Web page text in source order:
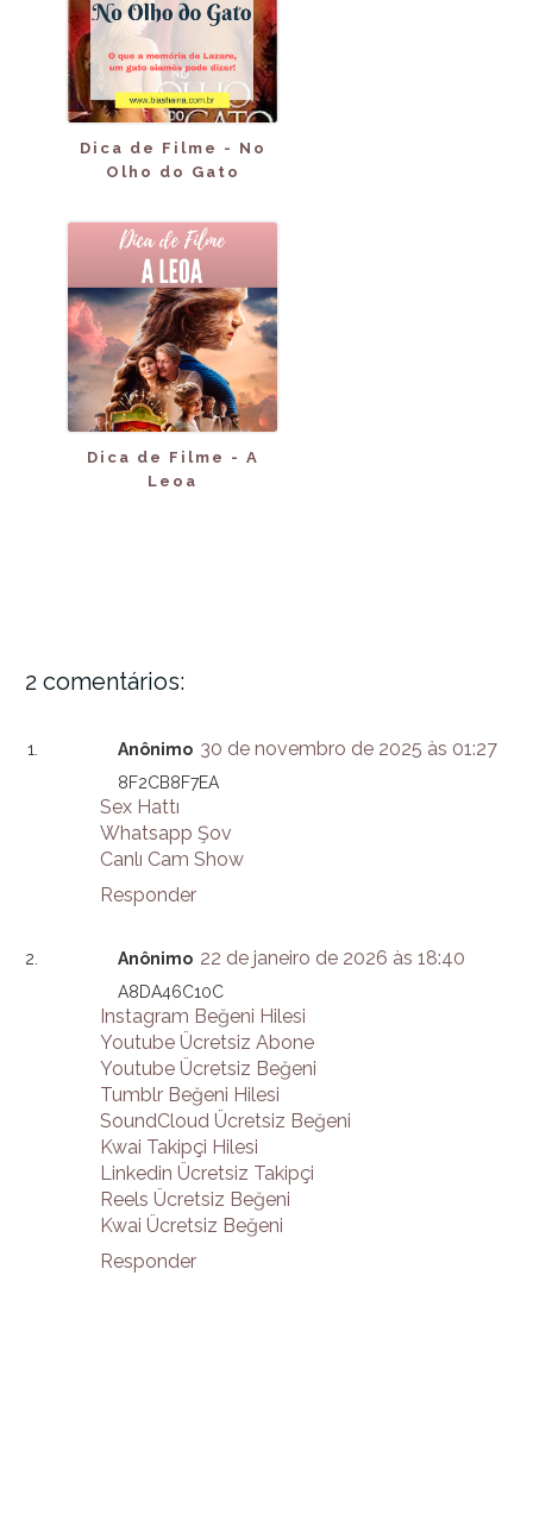
Dica de Filme - No
Olho do Gato
Dica de Filme - A
Leoa
2 comentários:
Anônimo 30 de novembro de 2025 às 01:27
8F2CB8F7EA
Sex Hattı
Whatsapp Şov
Canlı Cam Show
Responder
Anônimo 22 de janeiro de 2026 às 18:40
A8DA46C10C
Instagram Beğeni Hilesi
Youtube Ücretsiz Abone
Youtube Ücretsiz Beğeni
Tumblr Beğeni Hilesi
SoundCloud Ücretsiz Beğeni
Kwai Takipçi Hilesi
Linkedin Ücretsiz Takipçi
Reels Ücretsiz Beğeni
Kwai Ücretsiz Beğeni
Responder